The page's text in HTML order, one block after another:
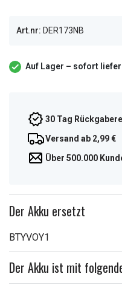
Art.nr: DER173NB
Auf Lager – sofort
30 Tag
Versand ab 2,99 €
Über 500.000
Der Akku ersetzt
BTYVOY1
Der Akku ist mit